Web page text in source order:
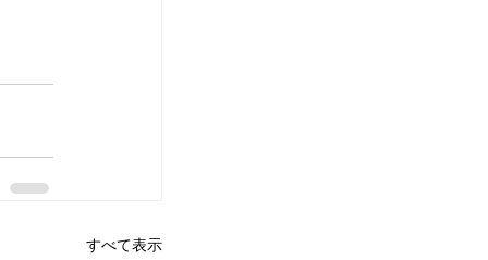
すべて表示